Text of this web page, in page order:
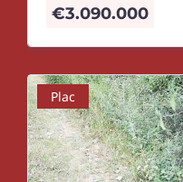
€3.090.000
Plac